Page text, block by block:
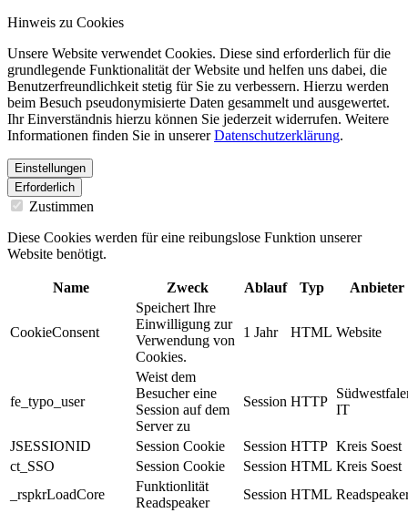
Hinweis zu Cookies
Unsere Website verwendet Cookies. Diese sind erforderlich für die
grundlegende Funktionalität der Website und helfen uns dabei, die
Benutzerfreundlichkeit stetig für Sie zu verbessern. Hierzu werden
beim Besuch pseudonymisierte Daten gesammelt und ausgewertet.
Ihr Einverständnis hierzu können Sie jederzeit widerrufen. Weitere
Informationen finden Sie in unsererDatenschutzerklärung.
Einstellungen
Erforderlich
Zustimmen
Diese Cookies werden für eine reibungslose Funktion unserer
Website benötigt.
Name Zweck Ablauf Typ Anbieter
CookieConsent
Speichert Ihre
Einwilligung zur
Verwendung von
Cookies.
1 Jahr HTML Website
fe_typo_user
Weist dem
Besucher eine
Session auf dem
Server zu
Session HTTP
IT
JSESSIONID Session Cookie Session HTTP Kreis Soest
ct_SSO
Session Cookie Session HTML Kreis Soest
_rspkrLoadCore
Funktionlität
Readspeaker
Session HTML